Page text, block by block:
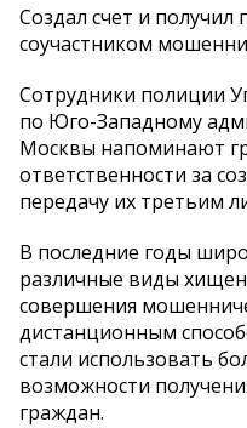
Создал счет и получил
соучастником
Сотрудники полиции
по Юго-Западному
Москвы напоминают
ответственности за
передачу их третьим
В последние годы
различные виды
совершения
дистанционным
стали использовать
возможности
граждан.